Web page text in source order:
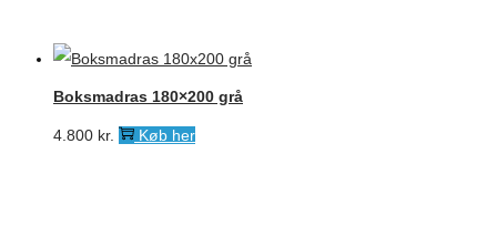
Boksmadras 180×200 grå
4.800 kr. Køb her